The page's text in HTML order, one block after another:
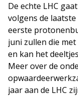
De echte LHC
volgens de
eerste
juni zullen die
en kan het
Meer over de
jaar aan de LHC